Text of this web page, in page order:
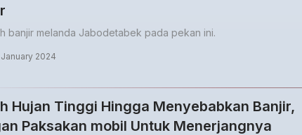
banjir melanda Jabodetabek pada pekan ini.
January 2024
Hujan Tinggi Hingga Menyebabkan Banjir,
Paksakan mobil Untuk Menerjangnya